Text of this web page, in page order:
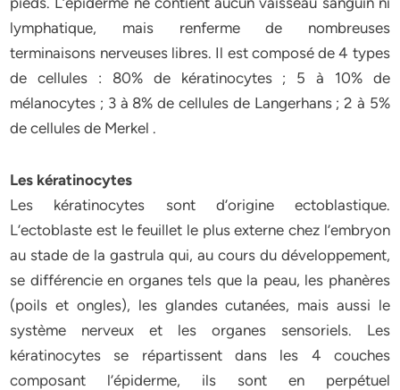
lymphatique, mais renferme de nombreuses
terminaisons nerveuses libres. Il est composé de 4 types
de cellules : 80% de kératinocytes ; 5 à 10% de
mélanocytes ; 3 à 8% de cellules de Langerhans ; 2 à 5%
de cellules de Merkel .
Les kératinocytes
Les kératinocytes sont d’origine ectoblastique.
L’ectoblaste est le feuillet le plus externe chez l’embryon
au stade de la gastrula qui, au cours du développement,
se différencie en organes tels que la peau, les phanères
(poils et ongles), les glandes cutanées, mais aussi le
système nerveux et les organes sensoriels. Les
kératinocytes se répartissent dans les 4 couches
composant l’épiderme, ils sont en perpétuel